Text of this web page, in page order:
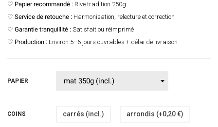
♡ Papier recommandé : Rive tradition 250g
♡ Service de retouche : Harmonisation, relecture et correction
♡ Garantie tranquillité : Satisfait ou réimprimé
♡ Production : Environ 5–6 jours ouvrables + délai de livraison
PAPIER
COINS carrés (incl.) arrondis (+0,20 €)